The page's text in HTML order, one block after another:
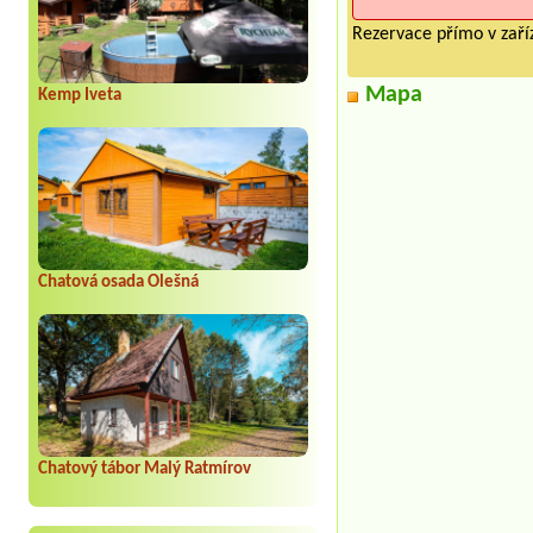
Kemp Iveta
Chatová osada Olešná
Chatový tábor Malý Ratmírov
Rezervace přímo v
Mapa